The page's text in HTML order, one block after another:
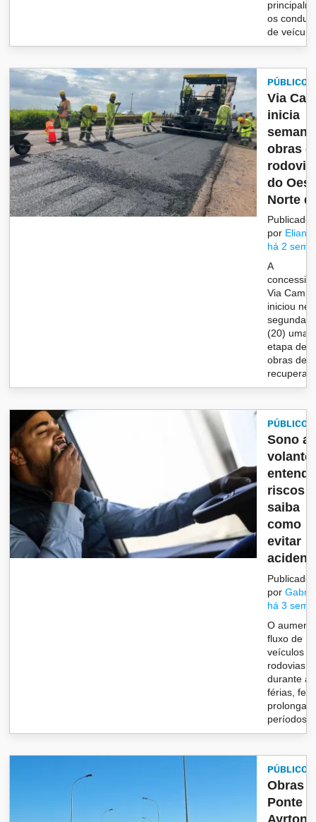
os
de veícu...
PÚBLICO
Via
inicia
obras
do
Norte
Publicado
por Eliane
há 2
A
Via
iniciou
segunda-
(20) uma
etapa de
obras de
PÚBLICO
Sono
volante:
riscos e
saiba
como
evitar
Publicado
por
há 3
O
fluxo de
veículos
rodovias
durante as
férias,
períodos
PÚBLICO
Obras
Ponte
Ayrton